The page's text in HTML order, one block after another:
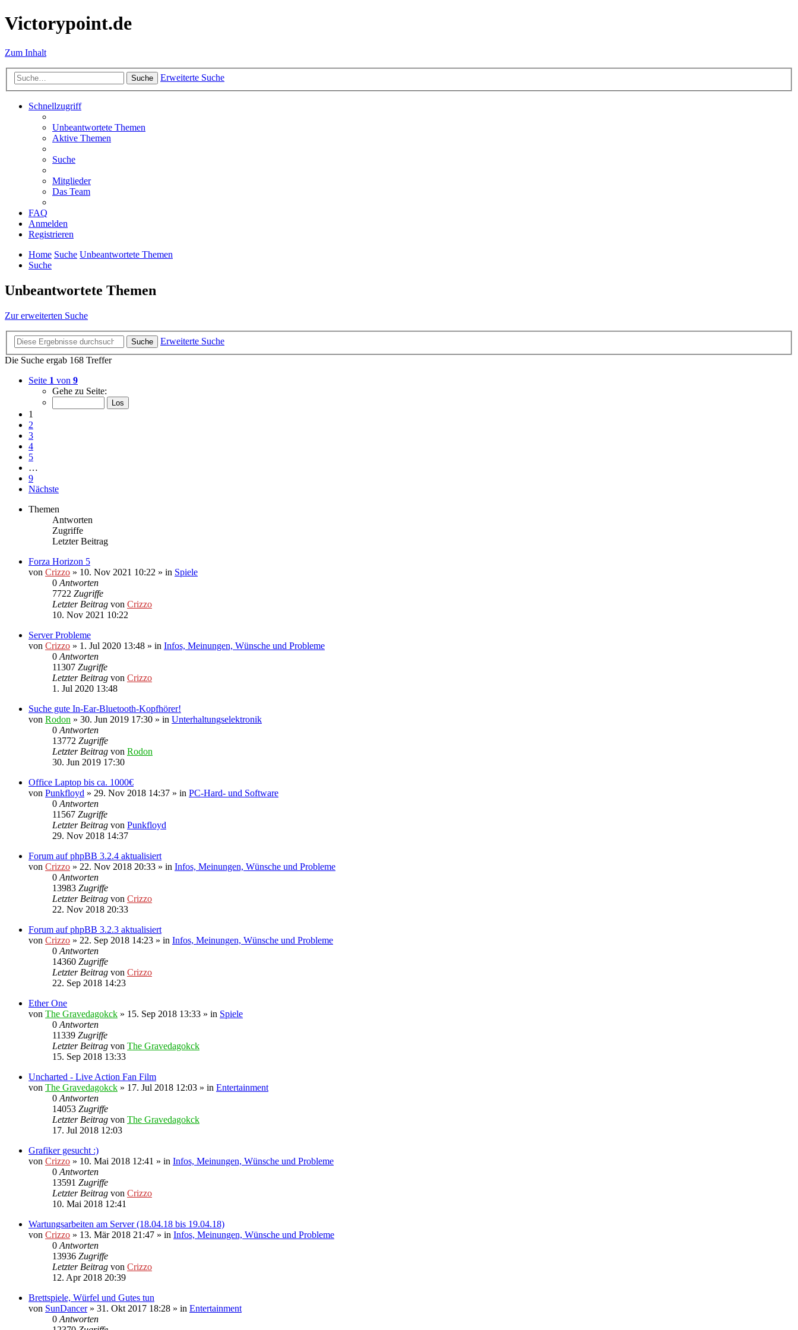
Victorypoint.de
Zum Inhalt
Suche Erweiterte Suche
Schnellzugriff
Unbeantwortete Themen
Aktive Themen
Suche
Mitglieder
Das Team
FAQ
Anmelden
Registrieren
Home Suche Unbeantwortete Themen
Suche
Unbeantwortete Themen
Zur erweiterten Suche
Suche
Erweiterte Suche
Die Suche ergab 168 Treffer
Seite 1 von 9
Gehe zu Seite:
1
2
3
4
5
…
9
Nächste
Themen
Antworten
Zugriffe
Letzter Beitrag
Forza Horizon 5
von Crizzo » 10. Nov 2021 10:22 » in Spiele
0 Antworten
7722 Zugriffe
Letzter Beitrag von Crizzo
10. Nov 2021 10:22
Server Probleme
von Crizzo » 1. Jul 2020 13:48 » in Infos, Meinungen, Wünsche und Probleme
0 Antworten
11307 Zugriffe
Letzter Beitrag von Crizzo
1. Jul 2020 13:48
Suche gute In-Ear-Bluetooth-Kopfhörer!
von Rodon » 30. Jun 2019 17:30 » in Unterhaltungselektronik
0 Antworten
13772 Zugriffe
Letzter Beitrag von Rodon
30. Jun 2019 17:30
Office Laptop bis ca. 1000€
von Punkfloyd » 29. Nov 2018 14:37 » in PC-Hard- und Software
0 Antworten
11567 Zugriffe
Letzter Beitrag von Punkfloyd
29. Nov 2018 14:37
Forum auf phpBB 3.2.4 aktualisiert
von Crizzo » 22. Nov 2018 20:33 » in Infos, Meinungen, Wünsche und Probleme
0 Antworten
13983 Zugriffe
Letzter Beitrag von Crizzo
22. Nov 2018 20:33
Forum auf phpBB 3.2.3 aktualisiert
von Crizzo » 22. Sep 2018 14:23 » in Infos, Meinungen, Wünsche und Probleme
0 Antworten
14360 Zugriffe
Letzter Beitrag von Crizzo
22. Sep 2018 14:23
Ether One
von The Gravedagokck » 15. Sep 2018 13:33 » in Spiele
0 Antworten
11339 Zugriffe
Letzter Beitrag von The Gravedagokck
15. Sep 2018 13:33
Uncharted - Live Action Fan Film
von The Gravedagokck » 17. Jul 2018 12:03 » in Entertainment
0 Antworten
14053 Zugriffe
Letzter Beitrag von The Gravedagokck
17. Jul 2018 12:03
Grafiker gesucht :)
von Crizzo » 10. Mai 2018 12:41 » in Infos, Meinungen, Wünsche und Probleme
0 Antworten
13591 Zugriffe
Letzter Beitrag von Crizzo
10. Mai 2018 12:41
Wartungsarbeiten am Server (18.04.18 bis 19.04.18)
von Crizzo » 13. Mär 2018 21:47 » in Infos, Meinungen, Wünsche und Probleme
0 Antworten
13936 Zugriffe
Letzter Beitrag von Crizzo
12. Apr 2018 20:39
Brettspiele, Würfel und Gutes tun
von SunDancer» 31. Okt 2017 18:28 » in Entertainment
0 Antworten